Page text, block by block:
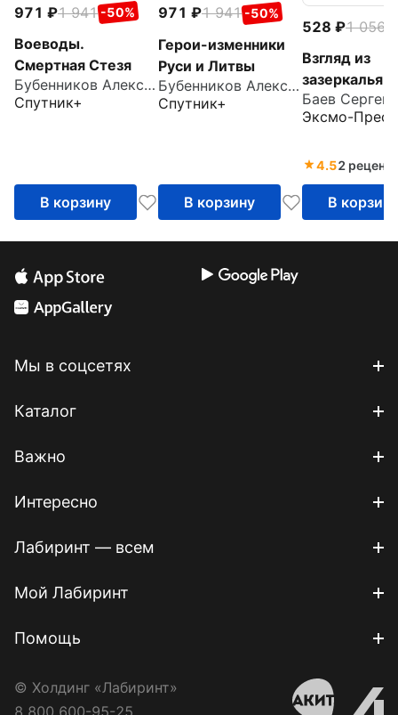
971 1 941 -50%
Воеводы.
Смертная Стезя
Бубенников Александр Николаевич
Спутник+
В корзину
971 1 941 -50%
Герои-изменники
Руси и Литвы
Бубенников Александр Николаевич
Спутник+
В корзину
528 1 056
Взгляд из
зазеркалья
Эксмо-Пресс
4.52
В корзину
Мы в соцсетях
Каталог
Важно
Интересно
Лабиринт — всем
Мой Лабиринт
Помощь
© Холдинг «Лабиринт»
8 800 600-95-25